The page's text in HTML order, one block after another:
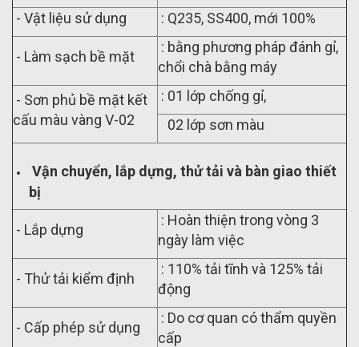
- Vật liệu sử dụng
: Q235, SS400, mới 100%
- Làm sạch bề mặt
: bằng phương pháp đánh gỉ,
chổi chà bằng máy
- Sơn phủ bề mặt kết
cấu màu vàng V-02
: 01 lớp chống gỉ,
02 lớp sơn màu
Vận chuyển, lắp dựng, thử tải và bàn giao thiết
bị
- Lắp dựng
: Hoàn thiện trong vòng 3
ngày làm việc
- Thử tải kiểm định
: 110% tải tĩnh và 125% tải
động
- Cấp phép sử dụng
: Do cơ quan có thẩm quyền
cấp